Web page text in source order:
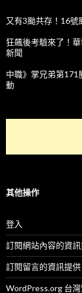
又有3颱共存！16號
狂飆後考驗來了！
新聞
中職》掌兄弟第171
動
其他操作
登入
訂閱網站內容的資
訂閱留言的資訊提供
WordPress.org 台